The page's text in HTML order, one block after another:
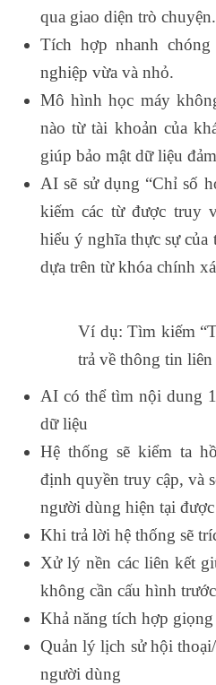
qua giao diện trò chuyện.
Tích hợp nhanh
nghiệp vừa và nhỏ.
Mô hình học máy
nào từ tài khoản của
giúp bảo mật dữ liệu
AI sẽ sử dụng “Chỉ số
kiếm các từ được truy
hiểu ý nghĩa thực sự
dựa trên từ khóa chính
Ví dụ: Tìm kiếm
trả về thông tin
AI có thể tìm nội dung
dữ liệu
Hệ thống sẽ kiểm ta
định quyền truy cập, và
người dùng hiện tại
Khi trả lời hệ thống sẽ
Xử lý nền các liên kết
không cần cấu hình trước
Khả năng tích hợp
Quản lý lịch sử hội
người dùng